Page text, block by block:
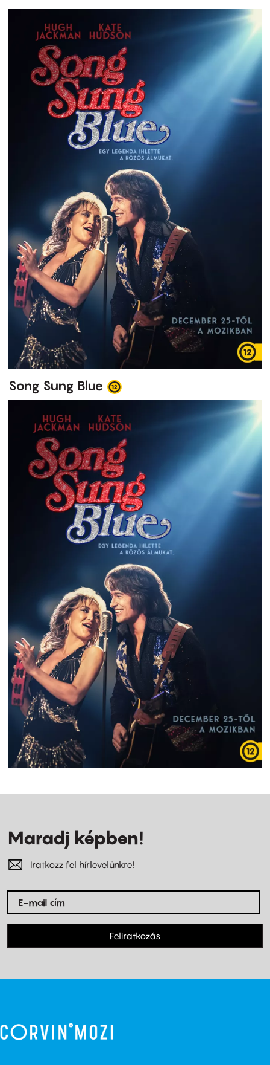
Song Sung Blue
Maradj képben!
Iratkozz fel hírlevelünkre!
Feliratkozás